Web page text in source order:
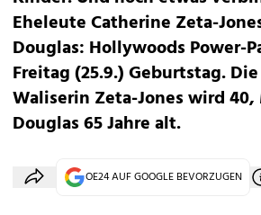
Eheleute Catherine Zeta-
Douglas: Hollywoods Power-
Freitag (25.9.) Geburtstag.
Waliserin Zeta-Jones wird
Douglas 65 Jahre alt.
OE24 AUF GOOGLE BEVORZUGEN